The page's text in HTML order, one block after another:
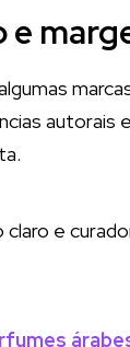
e
autorais
e